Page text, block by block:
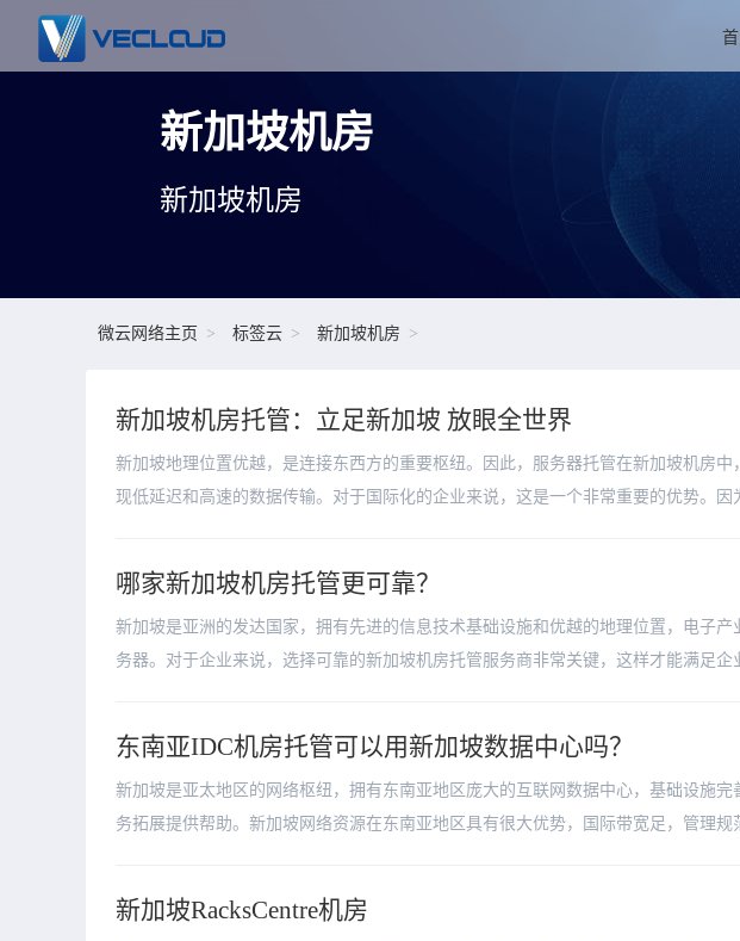
新加坡机房
新加坡机房
微云网络主页 标签云 新加坡机房
新加坡机房托管：立足新加坡 放眼全世界
新加坡地理位置优越，是连接东西方的重要枢纽。因此，服务器托管在新加坡机房
现低延迟和高速的数据传输。对于国际化的企业来说，这是一个非常重要的优势。因
哪家新加坡机房托管更可靠？
新加坡是亚洲的发达国家，拥有先进的信息技术基础设施和优越的地理位置，电子
务器。对于企业来说，选择可靠的新加坡机房托管服务商非常关键，这样才能满足企
东南亚IDC机房托管可以用新加坡数据中心吗？
新加坡是亚太地区的网络枢纽，拥有东南亚地区庞大的互联网数据中心，基础设施
务拓展提供帮助。新加坡网络资源在东南亚地区具有很大优势，国际带宽足，管理规
新加坡RacksCentre机房